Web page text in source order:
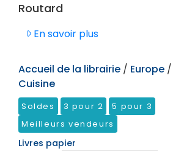
Routard
En savoir plus
Accueil de la librairie / Europe /
Cuisine
Soldes 3 pour 2
5 pour 3
Meilleurs vendeurs
Livres papier